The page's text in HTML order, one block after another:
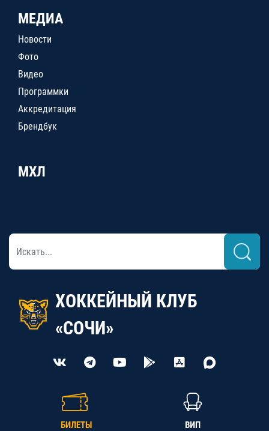
МЕДИА
Новости
Фото
Видео
Программки
Аккредитация
Брендбук
МХЛ
ХОККЕЙНЫЙ КЛУБ
«СОЧИ»
БИЛЕТЫ ВИП